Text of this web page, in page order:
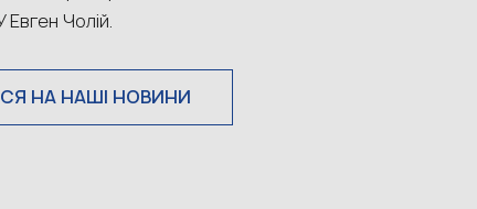
Чолій.
НА НАШІ НОВИНИ